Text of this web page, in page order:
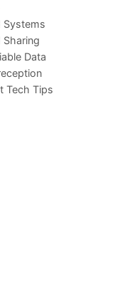
Systems
Data
Tech Tips